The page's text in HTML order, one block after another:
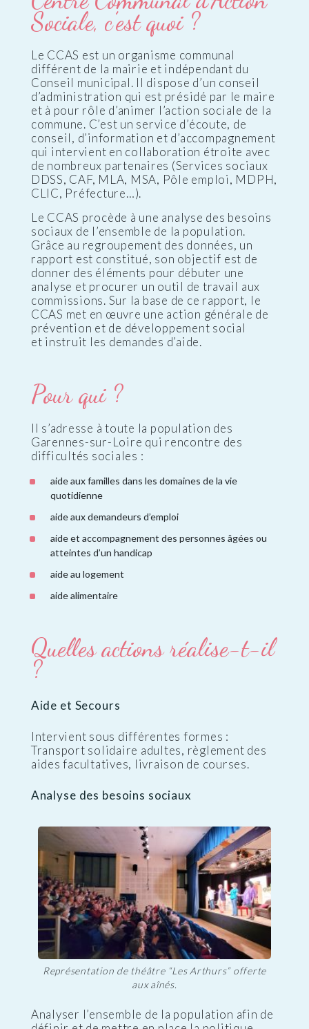
Sociale, c’est quoi ?
Le CCAS est un organisme communal
différent de la mairie et indépendant du
Conseil municipal. Il dispose d’un conseil
d’administration qui est présidé par le maire
et à pour rôle d’animer l’action sociale de la
commune. C’est un service d’écoute, de
conseil, d’information et d’accompagnement
qui intervient en collaboration étroite avec
de nombreux partenaires (Services sociaux
DDSS, CAF, MLA, MSA, Pôle emploi, MDPH,
CLIC, Préfecture…).
Le CCAS procède à une analyse des besoins
sociaux de l’ensemble de la population.
Grâce au regroupement des données, un
rapport est constitué, son objectif est de
donner des éléments pour débuter une
analyse et procurer un outil de travail aux
commissions. Sur la base de ce rapport, le
CCAS met en œuvre une action générale de
prévention et de développement social
et instruit les demandes d’aide.
Pour qui ?
Il s’adresse à toute la population des
Garennes-sur-Loire qui rencontre des
difficultés sociales :
aide aux familles dans les domaines de la vie
quotidienne
aide aux demandeurs d’emploi
aide et accompagnement des personnes âgées ou
atteintes d’un handicap
aide au logement
aide alimentaire
Quelles actions réalise-t-il
?
Aide et Secours
Intervient sous différentes formes :
Transport solidaire adultes, règlement des
aides facultatives, livraison de courses.
Analyse des besoins sociaux
Représentation de théâtre “Les Arthurs” offerte
aux aînés.
Analyser l’ensemble de la population afin de